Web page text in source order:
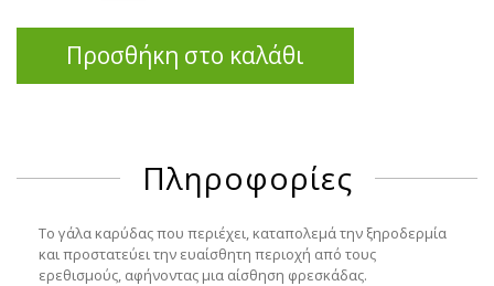
Προσθήκη στο καλάθι
Πληροφορίες
Το γάλα καρύδας που περιέχει, καταπολεμά την ξηροδερμία
και προστατεύει την ευαίσθητη περιοχή από τους
ερεθισμούς, αφήνοντας μια αίσθηση φρεσκάδας.